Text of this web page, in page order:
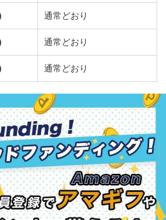
通常どおり
通常どおり
通常どおり